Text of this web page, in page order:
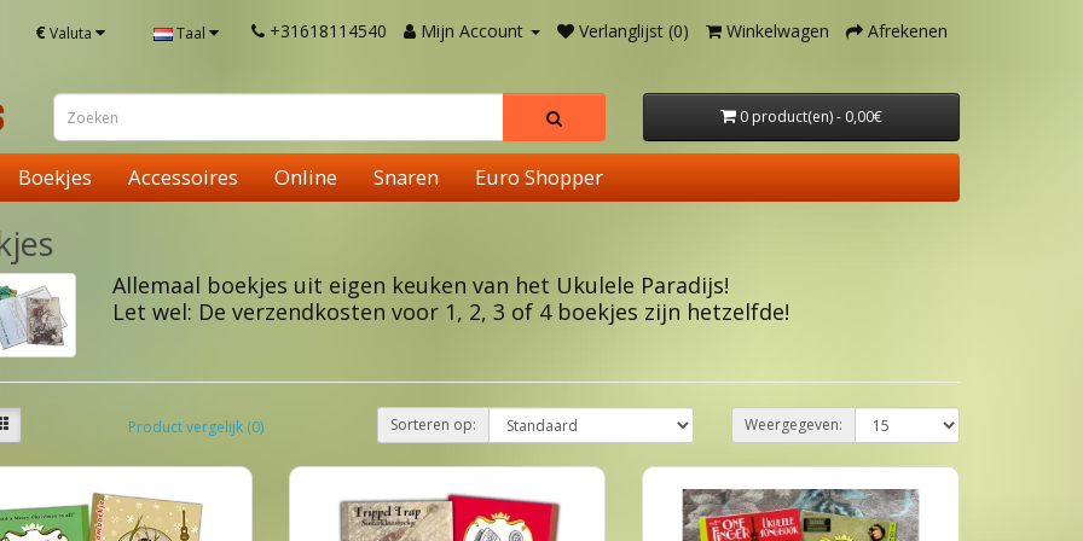
€Valuta Taal +31618114540 Mijn Account Verlanglijst (0) Winkelwagen Afrekenen
0 product(en) - 0,00€
Boekjes Accessoires Online Snaren Euro Shopper
Allemaal boekjes uit eigen keuken van het Ukulele Paradijs!
Let wel: De verzendkosten voor 1, 2, 3 of 4 boekjes zijn hetzelfde!
Product vergelijk (0) Sorteren op: Weergegeven: